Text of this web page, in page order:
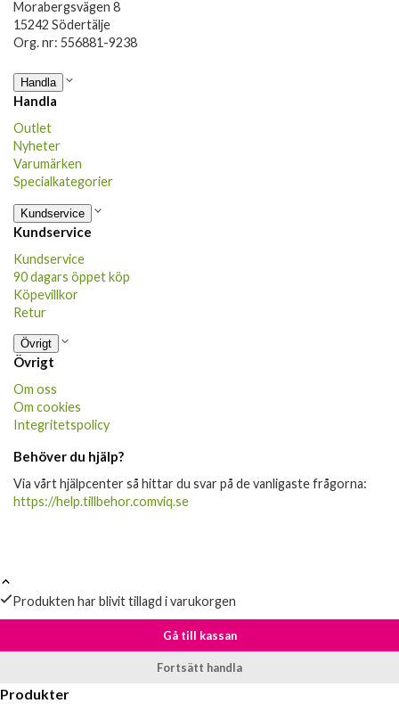
Morabergsvägen 8
15242 Södertälje
Org. nr: 556881-9238
Handla
Handla
Outlet
Nyheter
Varumärken
Specialkategorier
Kundservice
Kundservice
Kundservice
90 dagars öppet köp
Köpevillkor
Retur
Övrigt
Övrigt
Om oss
Om cookies
Integritetspolicy
Behöver du hjälp?
Via vårt hjälpcenter så hittar du svar på de vanligaste frågorna:
https://help.tillbehor.comviq.se
Produkten har blivit tillagd i varukorgen
Gå till kassan
Fortsätt handla
Produkter